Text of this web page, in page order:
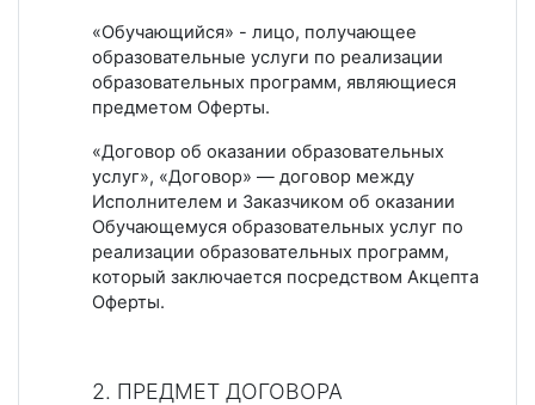
«Обучающийся» - лицо, получающее
образовательные услуги по реализации
образовательных программ, являющиеся
предметом Оферты.
«Договор об оказании образовательных
услуг», «Договор» — договор между
Исполнителем и Заказчиком об оказании
Обучающемуся образовательных услуг по
реализации образовательных программ,
который заключается посредством Акцепта
Оферты.
2. ПРЕДМЕТ ДОГОВОРА